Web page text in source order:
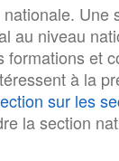
Une
au niveau
et
à la
sur les
la section